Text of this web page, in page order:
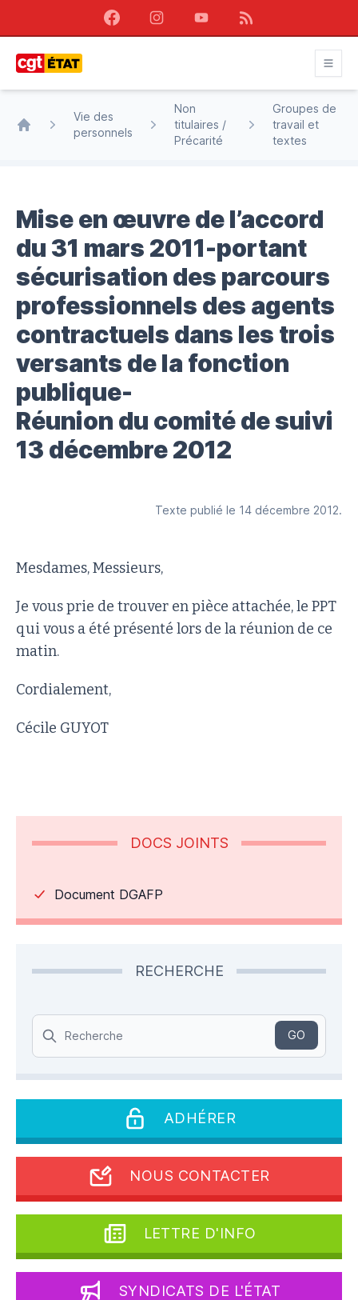
FacebookInstagramYoutubeRSS
Vie des
personnels
Non
titulaires /
Précarité
Groupes de
travail et
textes
Mise en œuvre de l’accord
du 31 mars 2011-portant
sécurisation des parcours
professionnels des agents
contractuels dans les trois
versants de la fonction
publique-
Réunion du comité de suivi
13 décembre 2012
Texte publié le 14 décembre 2012.
Mesdames, Messieurs,
Je vous prie de trouver en pièce attachée, le PPT
qui vous a été présenté lors de la réunion de ce
matin.
Cordialement,
Cécile GUYOT
DOCS JOINTS
Document DGAFP
RECHERCHE
Search
GO
ADHÉRER
NOUS CONTACTER
LETTRE D'INFO
SYNDICATS DE L'ÉTAT